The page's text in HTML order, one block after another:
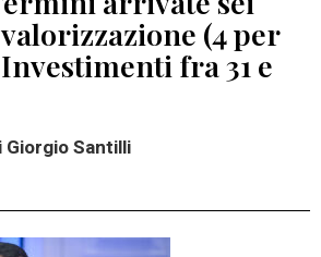
(4 per
fra 31 e
Giorgio Santilli